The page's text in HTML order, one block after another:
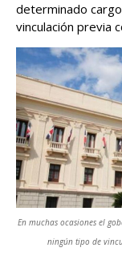
determinado
vinculación previa
En muchas ocasiones el
ningún tipo de